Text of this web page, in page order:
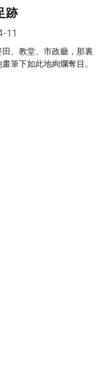
跡
11
、教堂、市政廳，那裏
筆下如此地絢爛奪目。